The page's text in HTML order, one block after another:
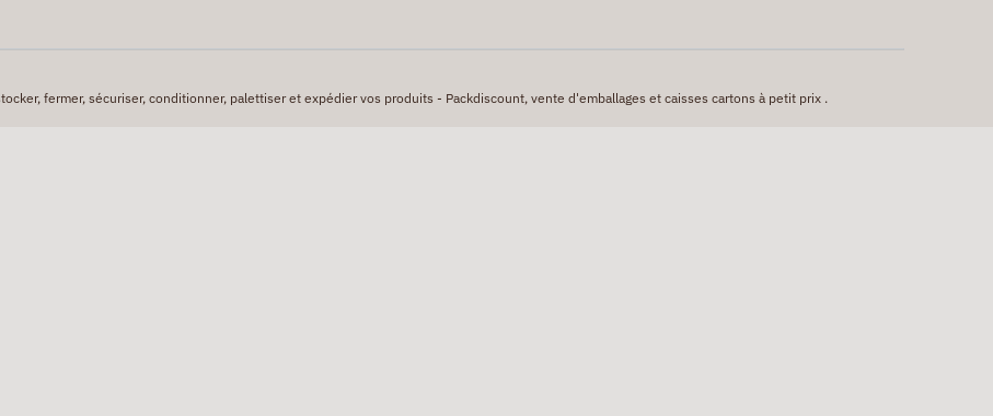
fermer, sécuriser, conditionner, palettiser et expédier vos produits - Packdiscount, vente d'emballages et caisses cartons à petit prix .